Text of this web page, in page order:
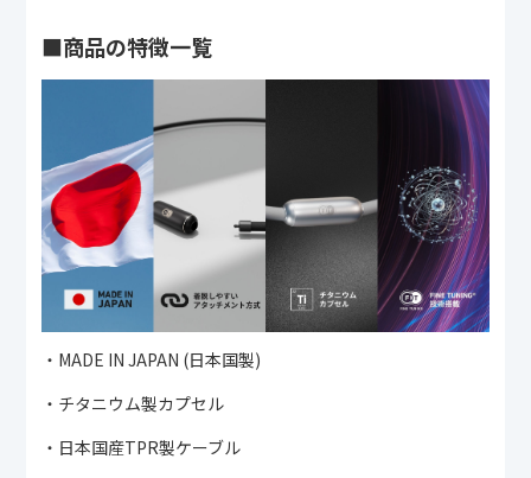
■商品の特徴一覧
・MADE IN JAPAN (日本国製)
・チタニウム製カプセル
・日本国産TPR製ケーブル